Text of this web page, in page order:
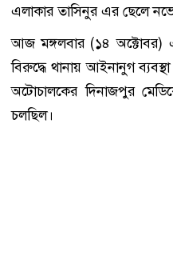
এলাকার তাসিনুর এর ছেলে
আজ মঙ্গলবার (১৪ অক্টোবর)
বিরুদ্ধে থানায় আইনানুগ
অটোচালকের দিনাজপুর
চলছিল।